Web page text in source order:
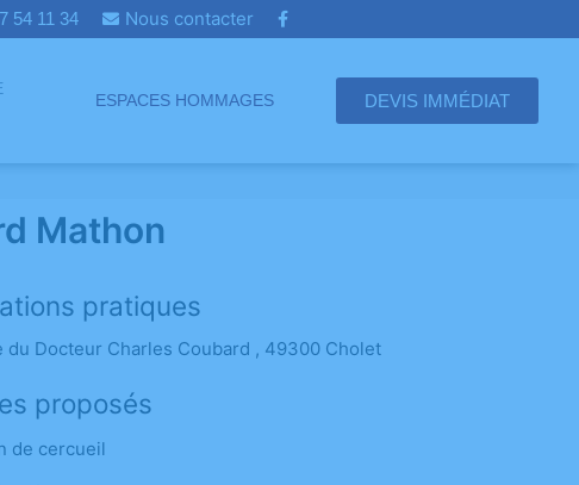
54 11 34 Nous contacter
ESPACES HOMMAGES DEVIS IMMÉDIAT
Mathon
pratiques
du Docteur Charles Coubard , 49300 Cholet
proposés
de cercueil